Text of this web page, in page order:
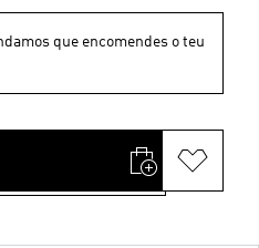
que encomendes o teu